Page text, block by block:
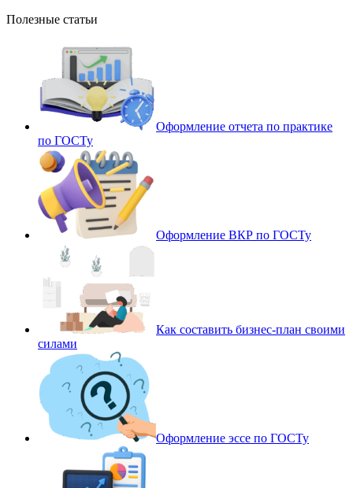
Полезные статьи
Оформление отчета по практике
по ГОСТу
Оформление ВКР по ГОСТу
Как составить бизнес-план своими
силами
Оформление эссе по ГОСТу